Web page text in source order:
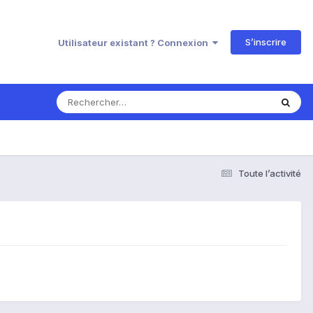
Utilisateur existant ? Connexion S’inscrire
Toute l’activité